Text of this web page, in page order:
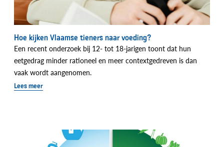
Hoe kijken Vlaamse tieners naar voeding?
Een recent onderzoek bij 12- tot 18-jarigen toont dat hun
eetgedrag minder rationeel en meer contextgedreven is dan
vaak wordt aangenomen.
Lees meer